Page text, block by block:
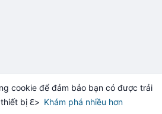
cookie để đảm bảo bạn có được trải
bị ℇ> Khám phá nhiều hơn
Solana $72.73 -1.16%